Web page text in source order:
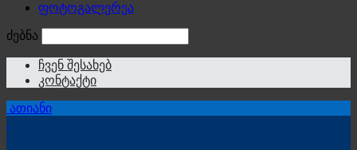
ფოტოგალერეა
ძებნა
ჩვენ შესახებ
კონტაქტი
ათიანი